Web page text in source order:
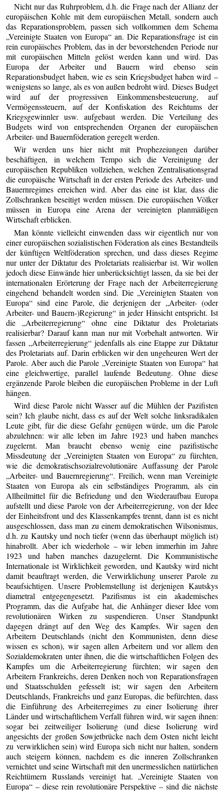
Nicht nur das Ruhrproblem, d.h. die Frage nach der Allianz der
europäischen Kohle mit dem europäischen Metall, sondern auch
das Reparationsproblem, passen sich vollkommen dem Schema
„Vereinigte Staaten von Europa“ an. Die Reparationsfrage ist ein
rein europäisches Problem, das in der bevorstehenden Periode nur
mit europäischen Mitteln gelöst werden kann und wird. Das
Europa der Arbeiter und Bauern wird ebenso sein
Reparationsbudget haben, wie es sein Kriegsbudget haben wird –
wenigstens so lange, als es von außen bedroht wird. Dieses Budget
wird auf der progressiven Einkommensbesteuerung, auf
Vermögenssteuern, auf der Konfiskation des Reichtums der
Kriegsgewinnler usw. aufgebaut werden. Die Verteilung des
Budgets wird von entsprechenden Organen der europäischen
Arbeiter- und Bauernföderation geregelt werden.
Wir werden uns hier nicht mit Prophezeiungen darüber
beschäftigen, in welchem Tempo sich die Vereinigung der
europäischen Republiken vollziehen, welchen Zentralisationsgrad
die europäische Wirtschaft in der ersten Periode des Arbeiter- und
Bauernregimes erreichen wird. Aber das eine ist klar, dass die
Zollschranken beseitigt werden müssen. Die europäischen Völker
müssen in Europa eine Arena der vereinigten planmäßigen
Wirtschaft erblicken.
Man könnte vielleicht einwenden dass wir eigentlich nur von
einer europäischen sozialistischen Föderation als eines Bestandteils
der künftigen Weltföderation sprechen, und dass dieses Regime
nur unter der Diktatur des Proletariats realisierbar ist. Wir wollen
jedoch diese Einwände hier unberücksichtigt lassen, da sie bei der
internationalen Erörterung der Frage nach der Arbeiterregierung
eingehend behandelt worden sind. Die „Vereinigten Staaten von
Europa“ sind eine Parole, die derjenigen der „Arbeiter- (oder
Arbeiter- und Bauern-)Regierung“ in jeder Hinsicht entspricht. Ist
die „Arbeiterregierung“ ohne eine Diktatur des Proletariats
realisierbar? Darauf kann man nur mit Vorbehalt antworten. Wir
fassen „Arbeiterregierung“ jedenfalls als eine Etappe zur Diktatur
des Proletariats auf. Darin erblicken wir den ungeheuren Wert der
Parole. Aber auch die Parole „Vereinigte Staaten von Europa“ hat
eine gleichwertige, parallel laufende Bedeutung. Ohne diese
ergänzende Parole bleiben die europäischen Probleme in der Luft
hängen.
Wird diese Parole nicht Wasser auf die Mühlen der Pazifisten
sein? Ich glaube nicht, dass es auf der Welt solche linksradikalen
Leute gibt, für die diese Gefahr genügen würde, um die Parole
abzulehnen: wir alle leben im Jahre 1923 und haben manches
zugelernt. Man braucht ebenso wenig eine pazifistische
Missdeutung der „Vereinigten Staaten von Europa“ zu fürchten,
wie die demokratischsozialrevolutionäre Auffassung der Parole
„Arbeiter- und Bauernregierung“. Freilich, wenn man Vereinigte
Staaten von Europa als ein selbständiges Programm, als ein
Allheilmittel für die Befriedung und den Wiederaufbau Europa
aufstellt und diese Parole von der Arbeiterregierung, von der Idee
der Einheitsfront und des Klassenkampfes trennt, dann ist es nicht
ausgeschlossen, dass man zu einem demokratischen Wilsonismus,
d.h. zu Kautsky und noch tiefer (wenn das überhaupt möglich ist)
hinabrollt. Aber ich wiederhole – wir leben immerhin im Jahre
1923 und haben manches dazugelernt. Die Kommunistische
Internationale ist Wirklichkeit geworden, und Kautsky wird nicht
damit beauftragt werden, die Verwirklichung unserer Parole zu
beaufsichtigen. Unsere Problemstellung ist derjenigen Kautskys
diametral entgegengesetzt. Pazifismus ist ein akademisches
Programm, das die Aufgabe hat, die Anhänger dieser Idee vom
revolutionären Wirken zu suspendieren. Unser Standpunkt
dagegen drängt auf den Weg des Kampfes. Wir sagen den
Arbeitern Deutschlands (nicht den Kommunisten, denn diese
wissen es schon), wir sagen allen Arbeitern und vor allem den
Sozialdemokraten unter ihnen, die die wirtschaftlichen Folgen des
Kampfes um die Arbeiterregierung fürchten; wir sagen den
Arbeitern Frankreichs, deren Denken noch von Reparationsfragen
und Staatsschulden gefesselt ist; wir sagen den Arbeitern
Deutschlands, Frankreichs und ganz Europas, die befürchten, dass
die Einführung des Arbeiterregimes zu einer Isolierung ihrer
Länder und wirtschaftlichem Verfall führen wird, wir sagen ihnen:
sogar bei zeitweiliger Isolierung (und diese Isolierung wird
angesichts der großen Sowjetbrücke nach dem Osten nicht leicht
zu verwirklichen sein) wird Europa sich nicht nur halten, sondern
auch steigern können, nachdem es die inneren Zollschranken
vernichtet und seine Wirtschaft mit den unermesslichen natürlichen
Reichtümern Russlands vereinigt hat. „Vereinigte Staaten von
Europa“ – diese rein revolutionäre Perspektive – sind die nächste